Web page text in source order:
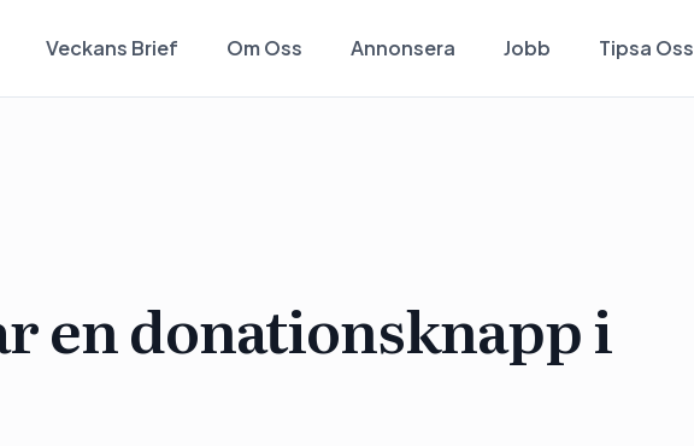
Veckans Brief Om Oss Annonsera Jobb Tipsa Oss
en donationsknapp i